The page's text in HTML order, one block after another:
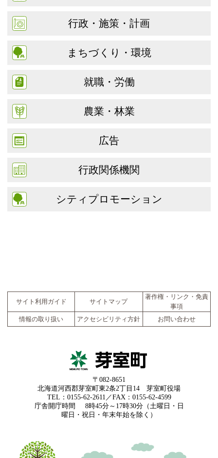
行政・施策・計画
まちづくり・環境
就職・労働
農業・林業
広告
行政関係機関
シティプロモーション
サイト利用ガイド サイトマップ
著作権・リンク・免責
事項
情報の取り扱い
アクセシビリティ方針 お問い合わせ
〒082-8651
北海道河西郡芽室町東2条2丁目14 芽室町役場
TEL：0155-62-2611／FAX：0155-62-4599
庁舎開庁時間
8時45分～17時30分（土曜日・日
曜日・祝日・年末年始を除く）